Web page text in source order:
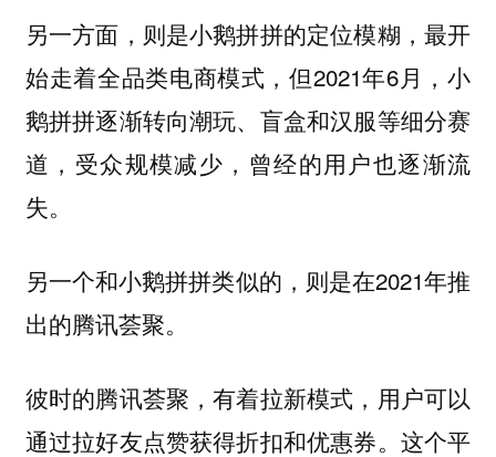
另一方面，则是小鹅拼拼的定位模糊，最开
始走着全品类电商模式，但2021年6月，小
鹅拼拼逐渐转向潮玩、盲盒和汉服等细分赛
道，受众规模减少，曾经的用户也逐渐流
失。
另一个和小鹅拼拼类似的，则是在2021年推
出的腾讯荟聚。
彼时的腾讯荟聚，有着拉新模式，用户可以
通过拉好友点赞获得折扣和优惠券。这个平